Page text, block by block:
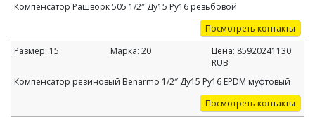
Компенсатор Рашворк 505 1/2″ Ду15 Ру16 резьбовой
Посмотреть контакты
Размер: 15 Марка: 20 Цена: 85920241130
RUB
Компенсатор резиновый Benarmo 1/2″ Ду15 Ру16 EPDM муфтовый
Посмотреть контакты